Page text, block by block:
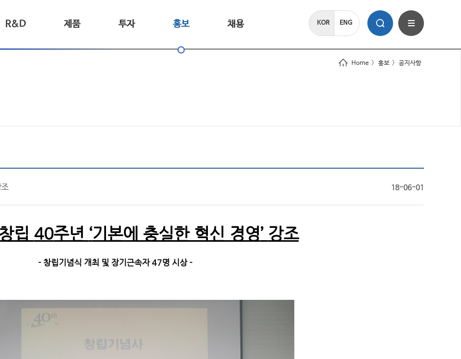
KOR ENG
R&D 제품 투자 홍보 채용
Home > 홍보 > 공지사항
18-06-01
립 40주년 ‘기본에 충실한 혁신 경영’ 강조
- ​ 창립기념식 개최 및 장기근속자47명 시상-